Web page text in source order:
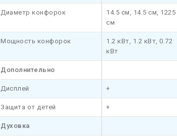
Диаметр конфорок
14.5 см, 14.5 см, 1225
см
Мощность конфорок
1.2 кВт, 1.2 кВт, 0.72
кВт
Дополнительно
Дисплей +
Защита от детей +
Духовка